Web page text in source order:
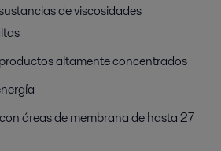
de viscosidades
altamente concentrados
áreas de membrana de hasta 27